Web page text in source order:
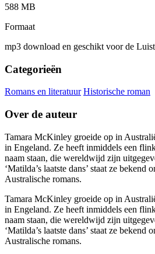
588 MB
Formaat
mp3 download en geschikt voor de
Categorieën
Romans en literatuur Historische roman
Over de auteur
Tamara McKinley groeide op in
in Engeland. Ze heeft inmiddels een
naam staan, die wereldwijd zijn
‘Matilda’s laatste dans’ staat ze bekend
Australische romans.
Tamara McKinley groeide op in
in Engeland. Ze heeft inmiddels een
naam staan, die wereldwijd zijn
‘Matilda’s laatste dans’ staat ze bekend
Australische romans.